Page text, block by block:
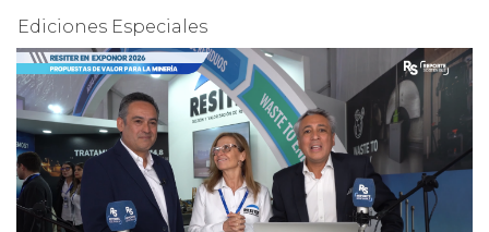
Ediciones Especiales